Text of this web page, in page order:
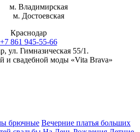
м. Владимирская
м. Достоевская
Краснодар
+7 861 945-55-66
ул. Гимназическая 55/1.
и свадебной моды «Vita Brava»
брючные Вечерние платья больших